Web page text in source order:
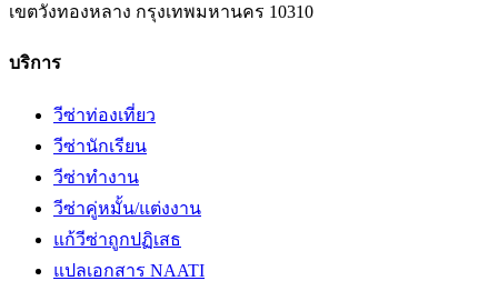
เขตวังทองหลาง กรุงเทพมหานคร 10310
บริการ
วีซ่าท่องเที่ยว
วีซ่านักเรียน
วีซ่าทำงาน
วีซ่าคู่หมั้น/แต่งงาน
แก้วีซ่าถูกปฏิเสธ
แปลเอกสาร NAATI